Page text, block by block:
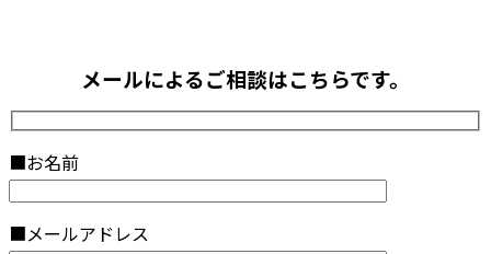
メールによるご相談はこちらです。
■お名前
■メールアドレス